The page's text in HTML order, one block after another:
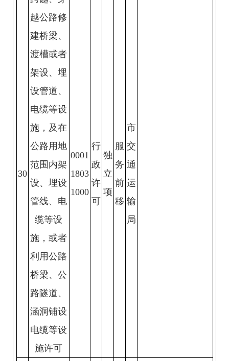
30
越公路修
建桥梁、
渡槽或者
架设、埋
设管道、
电缆等设
施，及在
公路用地
范围内架
设、埋设
管线、电
缆等设
施，或者
利用公路
桥梁、公
路隧道、
涵洞铺设
电缆等设
施许可
0001
1803
1000
行
政
许
可
独
立
项
服
务
前
移
市
交
通
运
输
局